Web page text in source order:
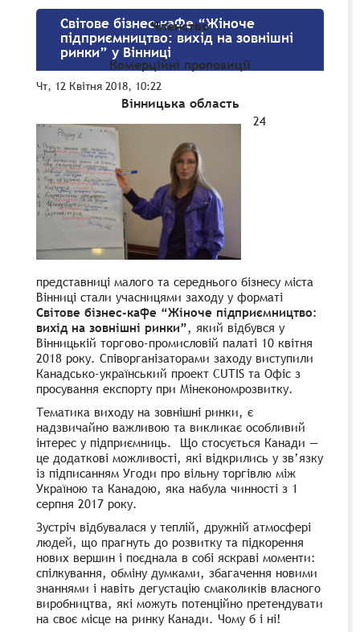
Членство
Комерційні пропозиції
Вінницька область
Світове бізнес-кафе “Жіноче
підприємництво: вихід на зовнішні
ринки” у Вінниці
Чт, 12 Квітня 2018, 10:22
24
представниці малого та середнього бізнесу міста
Вінниці стали учасницями заходу у форматі
Світове бізнес-кафе “Жіноче підприємництво:
вихід на зовнішні ринки”, який відбувся у
Вінницькій торгово-промисловій палаті 10 квітня
2018 року. Співорганізаторами заходу виступили
Канадсько-український проект CUTIS та Офіс з
просування експорту при Мінекономрозвитку.
Тематика виходу на зовнішні ринки, є
надзвичайно важливою та викликає особливий
інтерес у підприємниць. Що стосується Канади —
це додаткові можливості, які відкрились у зв’язку
із підписанням Угоди про вільну торгівлю між
Україною та Канадою, яка набула чинності з 1
серпня 2017 року.
Зустріч відбувалася у теплій, дружній атмосфері
людей, що прагнуть до розвитку та підкорення
нових вершин і поєднала в собі яскраві моменти:
спілкування, обміну думками, збагачення новими
знаннями і навіть дегустацію смаколиків власного
виробництва, які можуть потенційно претендувати
на своє місце на ринку Канади. Чому б і ні!